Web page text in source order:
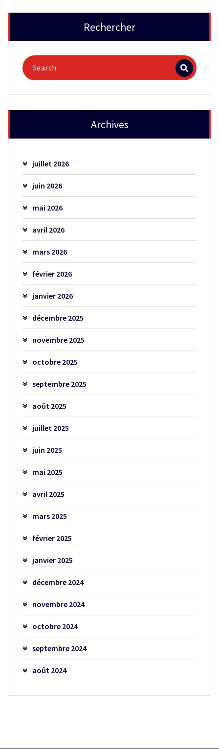
Rechercher
Archives
juillet 2026
juin 2026
mai 2026
avril 2026
mars 2026
février 2026
janvier 2026
décembre 2025
novembre 2025
octobre 2025
septembre 2025
août 2025
juillet 2025
juin 2025
mai 2025
avril 2025
mars 2025
février 2025
janvier 2025
décembre 2024
novembre 2024
octobre 2024
septembre 2024
août 2024